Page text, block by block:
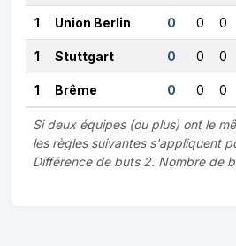
1 Union Berlin 0 0 0
1 Stuttgart 0 0 0
1 Brême 0 0 0
Si deux équipes (ou plus) ont le
les règles suivantes s'appliquent
Différence de buts 2. Nombre de